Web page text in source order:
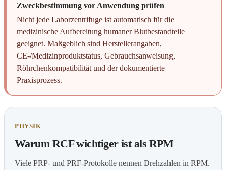
Zweckbestimmung vor Anwendung prüfen
Nicht jede Laborzentrifuge ist automatisch für die
medizinische Aufbereitung humaner Blutbestandteile
geeignet. Maßgeblich sind Herstellerangaben,
CE-/Medizinproduktstatus, Gebrauchsanweisung,
Röhrchenkompatibilität und der dokumentierte
Praxisprozess.
PHYSIK
Warum RCF wichtiger ist als RPM
Viele PRP- und PRF-Protokolle nennen Drehzahlen in RPM.